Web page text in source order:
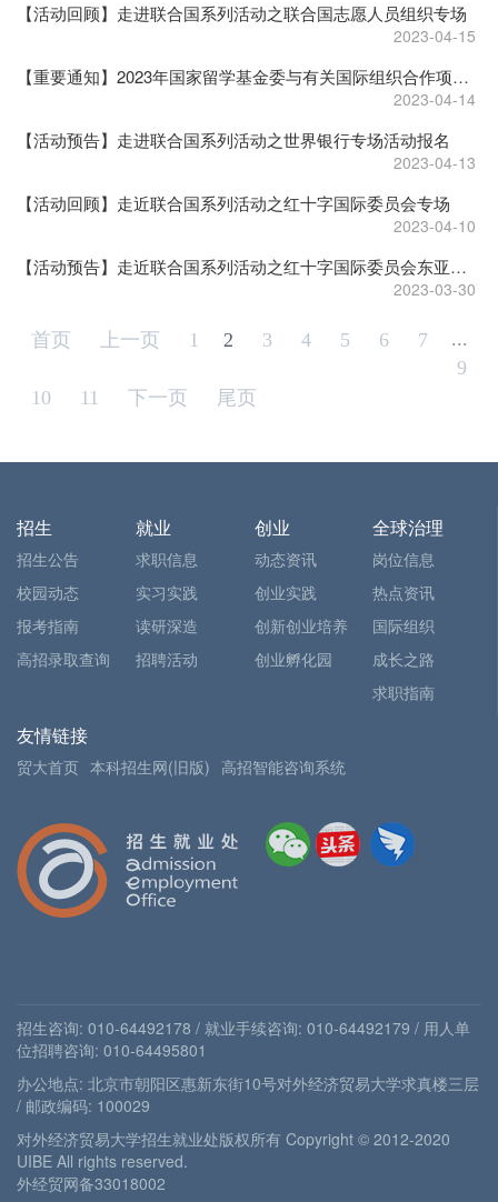
【活动回顾】走进联合国系列活动之联合国志愿人员组织专场
2023-04-15
【重要通知】2023年国家留学基金委与有关国际组织合作项目（第一批）遴选工作启动
2023-04-14
【活动预告】走进联合国系列活动之世界银行专场活动报名
2023-04-13
【活动回顾】走近联合国系列活动之红十字国际委员会专场
2023-04-10
【活动预告】走近联合国系列活动之红十字国际委员会东亚地区代表处专场活动报名
2023-03-30
首页 上一页 1 2 3 4 5 6 7
...
9
10
11 下一页 尾页
招生
招生公告
校园动态
报考指南
高招录取查询
就业
求职信息
实习实践
读研深造
招聘活动
创业
动态资讯
创业实践
创新创业培养
创业孵化园
全球治理
岗位信息
热点资讯
国际组织
成长之路
求职指南
友情链接
贸大首页 本科招生网(旧版) 高招智能咨询系统
招生咨询: 010-64492178 / 就业手续咨询: 010-64492179 / 用人单
位招聘咨询: 010-64495801
办公地点: 北京市朝阳区惠新东街10号对外经济贸易大学求真楼三层
/ 邮政编码: 100029
对外经济贸易大学招生就业处版权所有 Copyright © 2012-2020
UIBE All rights reserved.
外经贸网备33018002